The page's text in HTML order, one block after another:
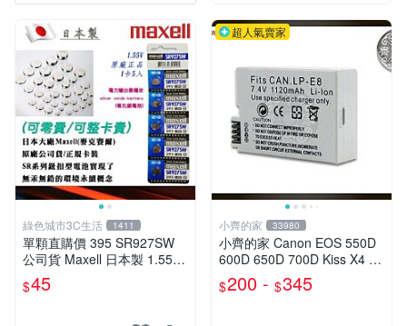
綠色城市3C生活 1411
單顆直購價 395 SR927SW
公司貨 Maxell 日本製 1.55V
鈕扣電池 水銀電池 適用鐘錶
計算機
$45
超人氣賣家
小齊的家 33980
小齊的家 Canon EOS 550D
600D 650D 700D Kiss X4 X5
X6 X7i專用LPE8,LP-E8鋰電
池 另有電池把手
$200 - $345